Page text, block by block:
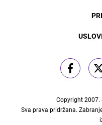
Copyright 2007.
Sva prava pridržana.